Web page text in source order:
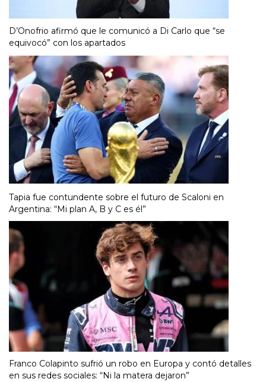
D’Onofrio afirmó que le comunicó a Di Carlo que “se
equivocó” con los apartados
Tapia fue contundente sobre el futuro de Scaloni en
Argentina: “Mi plan A, B y C es él”
Franco Colapinto sufrió un robo en Europa y contó detalles
en sus redes sociales: “Ni la matera dejaron”